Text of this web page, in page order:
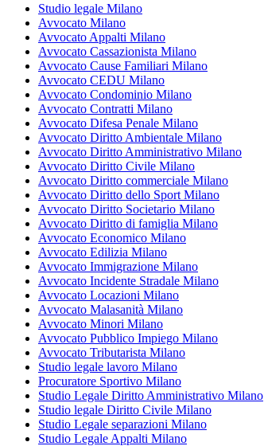
Studio legale Milano
Avvocato Milano
Avvocato Appalti Milano
Avvocato Cassazionista Milano
Avvocato Cause Familiari Milano
Avvocato CEDU Milano
Avvocato Condominio Milano
Avvocato Contratti Milano
Avvocato Difesa Penale Milano
Avvocato Diritto Ambientale Milano
Avvocato Diritto Amministrativo Milano
Avvocato Diritto Civile Milano
Avvocato Diritto commerciale Milano
Avvocato Diritto dello Sport Milano
Avvocato Diritto Societario Milano
Avvocato Diritto di famiglia Milano
Avvocato Economico Milano
Avvocato Edilizia Milano
Avvocato Immigrazione Milano
Avvocato Incidente Stradale Milano
Avvocato Locazioni Milano
Avvocato Malasanità Milano
Avvocato Minori Milano
Avvocato Pubblico Impiego Milano
Avvocato Tributarista Milano
Studio legale lavoro Milano
Procuratore Sportivo Milano
Studio Legale Diritto Amministrativo Milano
Studio legale Diritto Civile Milano
Studio Legale separazioni Milano
Studio Legale Appalti Milano